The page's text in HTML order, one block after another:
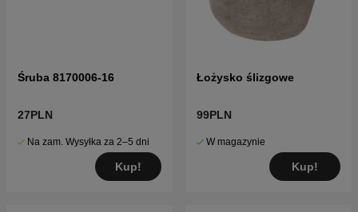
Śruba 8170006-16
27PLN
Na zam. Wysyłka za 2–5 dni
Kup!
Łożysko ślizgowe
99PLN
W magazynie
Kup!